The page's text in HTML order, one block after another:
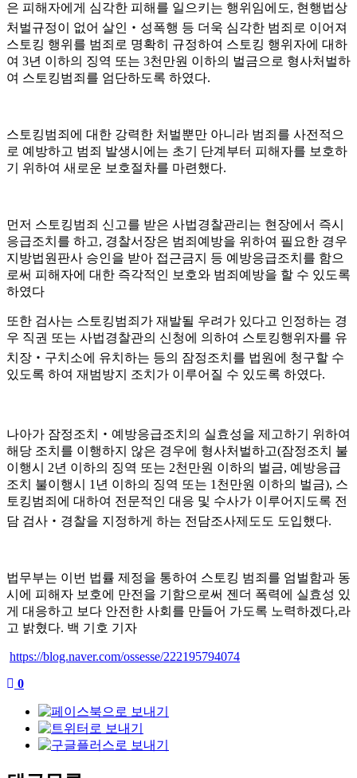
은 피해자에게 심각한 피해를 일으키는 행위임에도, 현행법상
처벌규정이 없어 살인 ‧ 성폭행 등 더욱 심각한 범죄로 이어져
스토킹 행위를 범죄로 명확히 규정하여 스토킹 행위자에 대하
여 3년 이하의 징역 또는 3천만원 이하의 벌금으로 형사처벌하
여 스토킹범죄를 엄단하도록 하였다.
스토킹범죄에 대한 강력한 처벌뿐만 아니라 범죄를 사전적으
로 예방하고 범죄 발생시에는 초기 단계부터 피해자를 보호하
기 위하여 새로운 보호절차를 마련했다.
먼저 스토킹범죄 신고를 받은 사법경찰관리는 현장에서 즉시
응급조치를 하고, 경찰서장은 범죄예방을 위하여 필요한 경우
지방법원판사 승인을 받아 접근금지 등 예방응급조치를 함으
로써 피해자에 대한 즉각적인 보호와 범죄예방을 할 수 있도록
하였다
또한 검사는 스토킹범죄가 재발될 우려가 있다고 인정하는 경
우 직권 또는 사법경찰관의 신청에 의하여 스토킹행위자를 유
치장 ‧ 구치소에 유치하는 등의 잠정조치를 법원에 청구할 수
있도록 하여 재범방지 조치가 이루어질 수 있도록 하였다.
나아가 잠정조치 ‧ 예방응급조치의 실효성을 제고하기 위하여
해당 조치를 이행하지 않은 경우에 형사처벌하고(잠정조치 불
이행시 2년 이하의 징역 또는 2천만원 이하의 벌금, 예방응급
조치 불이행시 1 년 이하의 징역 또는 1 천만원 이하의 벌금), 스
토킹범죄에 대하여 전문적인 대응 및 수사가 이루어지도록 전
담 검사 ‧ 경찰을 지정하게 하는 전담조사제도도 도입했다.
법무부는 이번 법률 제정을 통하여 스토킹 범죄를 엄벌함과 동
시에 피해자 보호에 만전을 기함으로써 젠더 폭력에 실효성 있
게 대응하고 보다 안전한 사회를 만들어 가도록 노력하겠다,라
고 밝혔다. 백 기호 기자
https://blog.naver.com/ossesse/222195794074
0